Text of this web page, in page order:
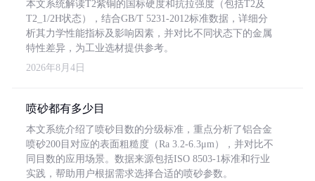
本文系统解读T2紫铜的国标硬度和抗拉强度（包括T2及
T2_1/2H状态），结合GB/T 5231-2012标准数据，详细分
析其力学性能指标及影响因素，并对比不同状态下的金属
特性差异，为工业选材提供参考。
2026年8月4日
喷砂都有多少目
本文系统介绍了喷砂目数的分级标准，重点分析了铝合金
喷砂200目对应的表面粗糙度（Ra 3.2-6.3μm），并对比不
同目数的应用场景。数据来源包括ISO 8503-1标准和行业
实践，帮助用户根据需求选择合适的喷砂参数。